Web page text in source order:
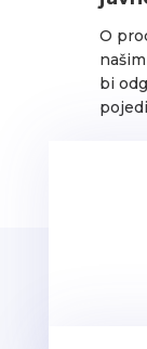
O
bi